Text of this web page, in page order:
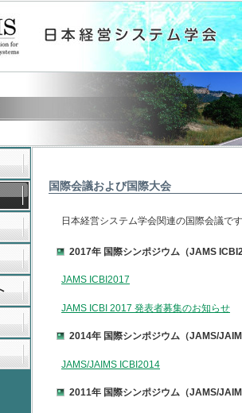
国際会議および国際大会
日本経営システム学会関連の国際会議で
2017年 国際シンポジウム（JAMS
JAMS ICBI2017
JAMS ICBI 2017 発表者募集のお知らせ
2014年 国際シンポジウム（JAMS/
JAMS/JAIMS ICBI2014
2011年 国際シンポジウム（JAMS/